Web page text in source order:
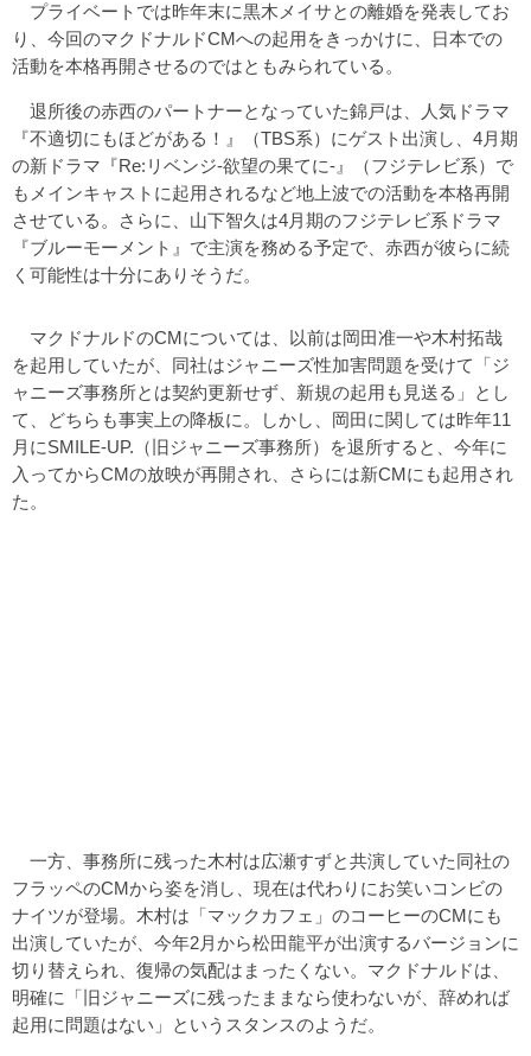
プライベートでは昨年末に黒木メイサとの離婚を発表してお
り、今回のマクドナルドCMへの起用をきっかけに、日本での
活動を本格再開させるのではともみられている。
退所後の赤西のパートナーとなっていた錦戸は、人気ドラマ
『不適切にもほどがある！』（TBS系）にゲスト出演し、4月期
の新ドラマ『Re:リベンジ-欲望の果てに-』（フジテレビ系）で
もメインキャストに起用されるなど地上波での活動を本格再開
させている。さらに、山下智久は4月期のフジテレビ系ドラマ
『ブルーモーメント』で主演を務める予定で、赤西が彼らに続
く可能性は十分にありそうだ。
マクドナルドのCMについては、以前は岡田准一や木村拓哉
を起用していたが、同社はジャニーズ性加害問題を受けて「ジ
ャニーズ事務所とは契約更新せず、新規の起用も見送る」とし
て、どちらも事実上の降板に。しかし、岡田に関しては昨年11
月にSMILE-UP.（旧ジャニーズ事務所）を退所すると、今年に
入ってからCMの放映が再開され、さらには新CMにも起用され
た。
一方、事務所に残った木村は広瀬すずと共演していた同社の
フラッペのCMから姿を消し、現在は代わりにお笑いコンビの
ナイツが登場。木村は「マックカフェ」のコーヒーのCMにも
出演していたが、今年2月から松田龍平が出演するバージョンに
切り替えられ、復帰の気配はまったくない。マクドナルドは、
明確に「旧ジャニーズに残ったままなら使わないが、辞めれば
起用に問題はない」というスタンスのようだ。